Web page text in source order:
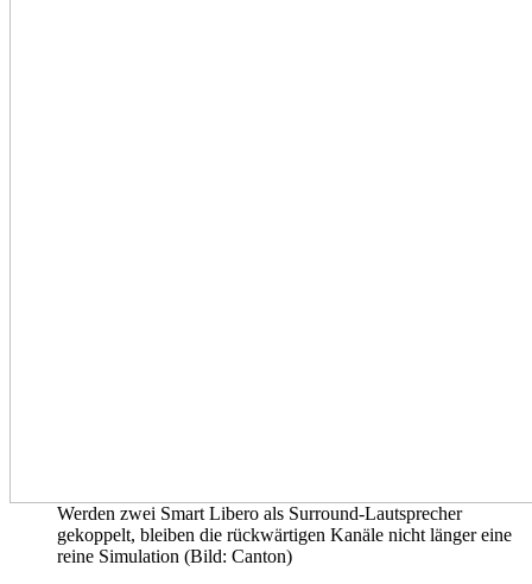
Werden zwei Smart Libero als Surround-Lautsprecher
gekoppelt, bleiben die rückwärtigen Kanäle nicht länger eine
reine Simulation (Bild: Canton)